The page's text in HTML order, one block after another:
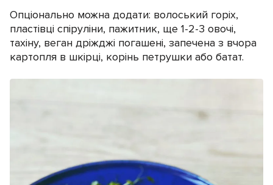
Опціонально можна додати: волоський горіх,
пластівці спіруліни, пажитник, ще 1-2-3 овочі,
тахіну, веган дріжджі погашені, запечена з вчора
картопля в шкірці, корінь петрушки або батат.